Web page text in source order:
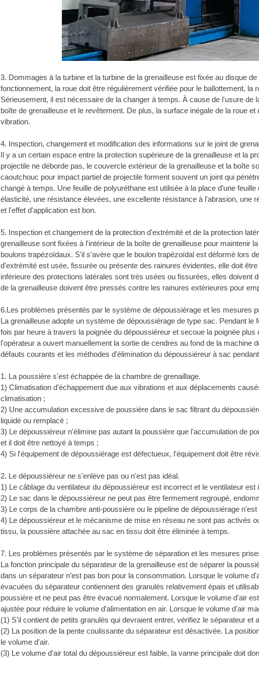
3. Dommages à la turbine et la turbine de la grenailleuse est fixée au disque
fonctionnement, la roue doit être régulièrement vérifiée pour le ballottement,
Sérieusement, il est nécessaire de la changer à temps. À cause de l'usure
boîte de grenailleuse et le revêtement. De plus, la surface inégale de la roue
vibration.
4. Inspection, changement et modification des informations sur le joint de
Il y a un certain espace entre la protection supérieure de la grenailleuse et la
projectile ne déborde pas, le couvercle extérieur de la grenailleuse et la boîte
caoutchouc pour impact partiel de projectile forment souvent un joint qui
changé à temps. Une feuille de polyuréthane est utilisée à la place d’une
élasticité, une résistance élevées, une excellente résistance à l'abrasion, une
et l'effet d'application est bon.
5. Inspection et changement de la protection d'extrémité et de la protection
grenailleuse sont fixées à l'intérieur de la boîte de grenailleuse pour maintenir
boulons trapézoïdaux. S'il s'avère que le boulon trapézoïdal est déformé lors
d'extrémité est usée, fissurée ou présente des rainures évidentes, elle doit
inférieure des protections latérales sont très usées ou fissurées, elles
de la grenailleuse doivent être pressés contre les rainures extérieures pour
6.Les problèmes présentés par le système de dépoussiérage et les mesures
La grenailleuse adopte un système de dépoussiérage de type sac. Pendant
fois par heure à travers la poignée du dépoussiéreur et secoue la poignée
l'opérateur a ouvert manuellement la sortie de cendres au fond de la
défauts courants et les méthodes d'élimination du dépoussiéreur à sac
1. La poussière s'est échappée de la chambre de grenaillage.
1) Climatisation d'échappement due aux vibrations et aux déplacements
climatisation ;
2) Une accumulation excessive de poussière dans le sac filtrant du
liquidé ou remplacé ;
3) Le dépoussiéreur n'élimine pas autant la poussière que l'accumulation de
et il doit être nettoyé à temps ;
4) Si l'équipement de dépoussiérage est défectueux, l'équipement doit être
2. Le dépoussiéreur ne s'enlève pas ou n'est pas idéal.
1) Le câblage du ventilateur du dépoussiéreur est incorrect et le ventilateur
2) Le sac dans le dépoussiéreur ne peut pas être fermement regroupé,
3) Le corps de la chambre anti-poussière ou le pipeline de dépoussiérage
4) Le dépoussiéreur et le mécanisme de mise en réseau ne sont pas activés
tissu, la poussière attachée au sac en tissu doit être éliminée à temps.
7. Les problèmes présentés par le système de séparation et les mesures
La fonction principale du séparateur de la grenailleuse est de séparer la
dans un séparateur n’est pas bon pour la consommation. Lorsque le volume
évacuées du séparateur contiennent des granulés relativement épais et
poussière et ne peut pas être évacué normalement. Lorsque le volume d'air
ajustée pour réduire le volume d'alimentation en air. Lorsque le volume d'air
(1) S'il contient de petits granulés qui devraient entrer, vérifiez le séparateur
(2) La position de la pente coulissante du séparateur est désactivée. La
le volume d'air.
(3) Le volume d'air total du dépoussiéreur est faible, la vanne principale doit